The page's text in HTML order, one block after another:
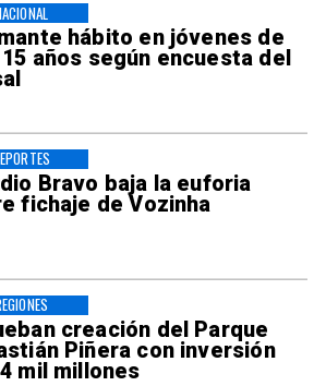
hábito en jóvenes de
15 años según encuesta del
Bravo baja la euforia
fichaje de Vozinha
creación del Parque
Piñera con inversión
mil millones